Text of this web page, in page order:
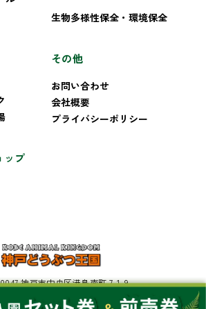
ップ
生物多様性保全・環境保全
その他
お問い合わせ
会社概要
プライバシーポリシー
神戸市中央区港島南町 7-1-9